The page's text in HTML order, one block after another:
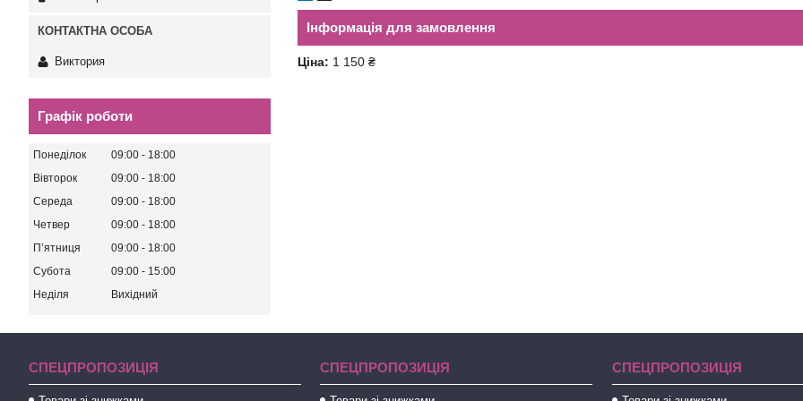
Інформація для замовлення
Ціна: 1 150 ₴
Виктория
Графік роботи
Понеділок 09:00
18:00
Вівторок
09:00
18:00
Середа
09:00
18:00
Четвер
09:00
18:00
Пʼятниця
09:00
18:00
Субота
09:00
15:00
Неділя
Вихідний
СПЕЦПРОПОЗИЦІЯ СПЕЦПРОПОЗИЦІЯ СПЕЦПРОПОЗИЦІЯ